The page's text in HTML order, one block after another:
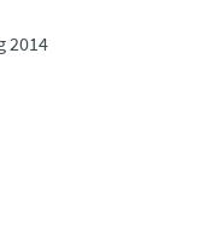
2014